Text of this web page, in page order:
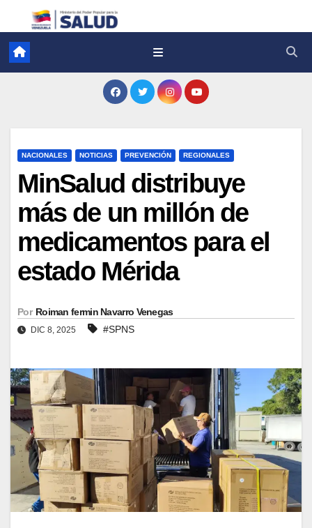
NACIONALES NOTICIAS PREVENCIÓN REGIONALES
MinSalud distribuye
más de un millón de
medicamentos para el
estado Mérida
Por Roiman fermin Navarro Venegas
DIC 8, 2025 #SPNS